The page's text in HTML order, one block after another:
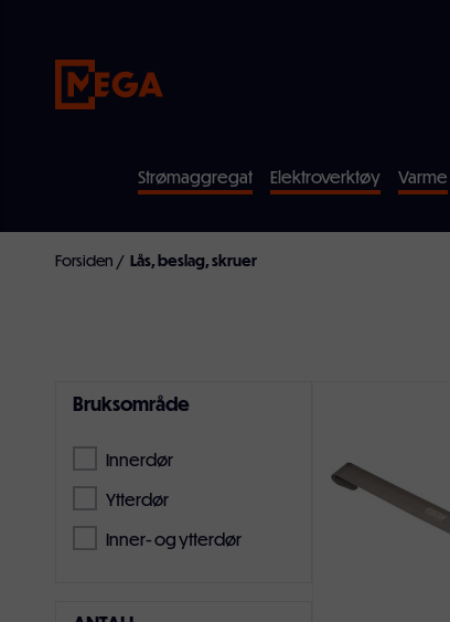
Strømaggregat Elektroverktøy Varme
Forsiden / Lås, beslag, skruer
Bruksområde
Innerdør
Ytterdør
Inner- og ytterdør